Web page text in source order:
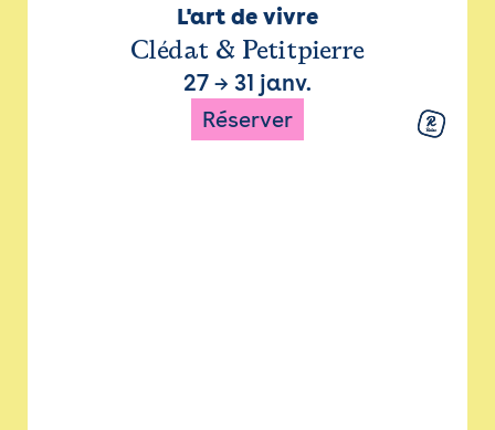
L'art de vivre
Clédat & Petitpierre
27 → 31 janv.
Réserver